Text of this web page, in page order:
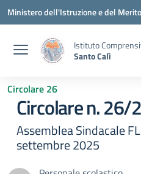
Vai ai contenuti
Vai al menu di navigazione
Vai al footer
Ministero dell'Istruzione e del Merito
Istituto
Santo Calì
Circolare 26
Circolare n. 26/
Assemblea Sindacale
settembre 2025